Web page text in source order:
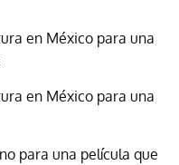
en México para una
en México para una
para una película que